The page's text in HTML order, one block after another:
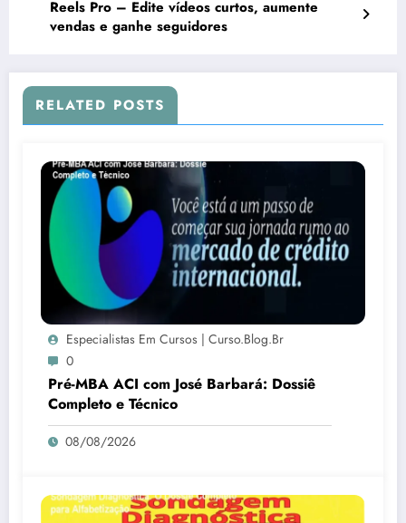
Reels Pro – Edite vídeos curtos, aumente
vendas e ganhe seguidores
RELATED POSTS
Especialistas Em Cursos | Curso.blog.br
0
Pré-MBA ACI com José Barbará: Dossiê
Completo e Técnico
08/08/2026